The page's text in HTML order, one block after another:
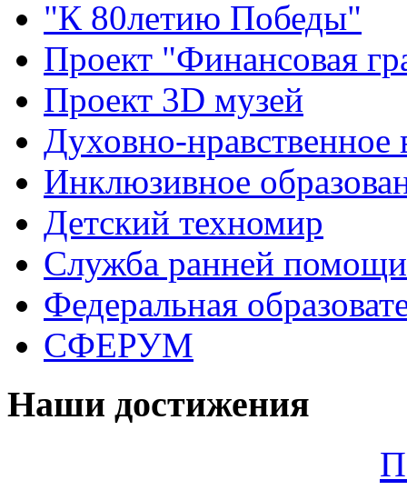
"К 80летию Победы"
Проект "Финансовая
Проект 3D музей
Духовно-нравственное
Инклюзивное
Детский техномир
Служба ранней помощи
Федеральная
СФЕРУМ
Наши достижения